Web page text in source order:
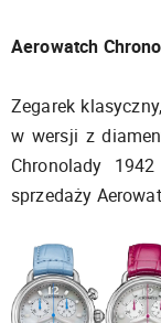
Aerowatch
Zegarek
w wersji z
Chronolady
sprzedaży